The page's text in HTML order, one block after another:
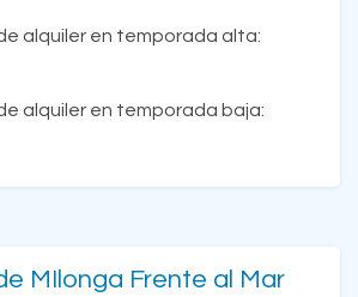
alquiler en temporada alta:
alquiler en temporada baja:
MIlonga Frente al Mar